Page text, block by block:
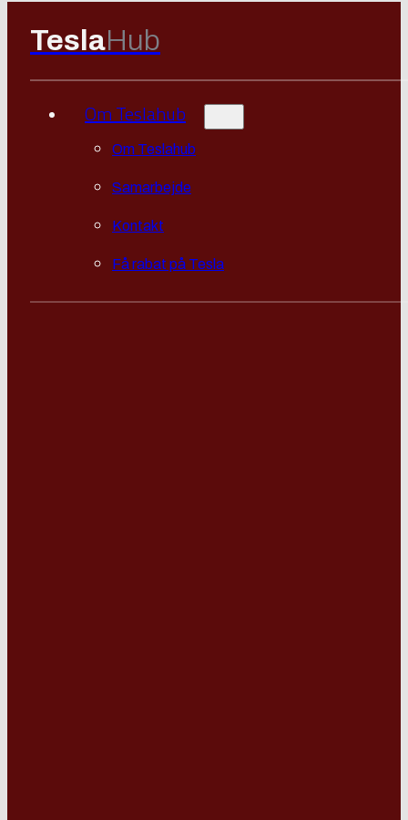
TeslaHub
Om Teslahub
Om Teslahub
Samarbejde
Kontakt
Få rabat på Tesla